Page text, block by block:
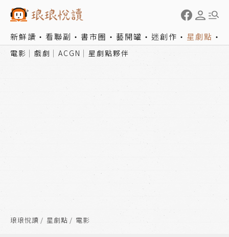
新鮮讀 看聯副 書市圈 藝開罐 迷創作 星劇點
電影 戲劇 ACGN 星劇點夥伴
琅琅悅讀 星劇點 電影